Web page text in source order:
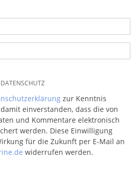
zur Kenntnis
einverstanden, dass die von
und Kommentare elektronisch
werden. Diese Einwilligung
für die Zukunft per E-Mail an
widerrufen werden.